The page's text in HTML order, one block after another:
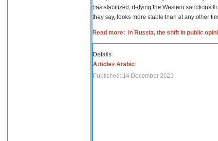
has stabilized, defying the Western sanctions
they say, looks more stable than at any other
Read more: In Russia, the shift in public
Details
Articles Arabic
Published: 14 December 2023